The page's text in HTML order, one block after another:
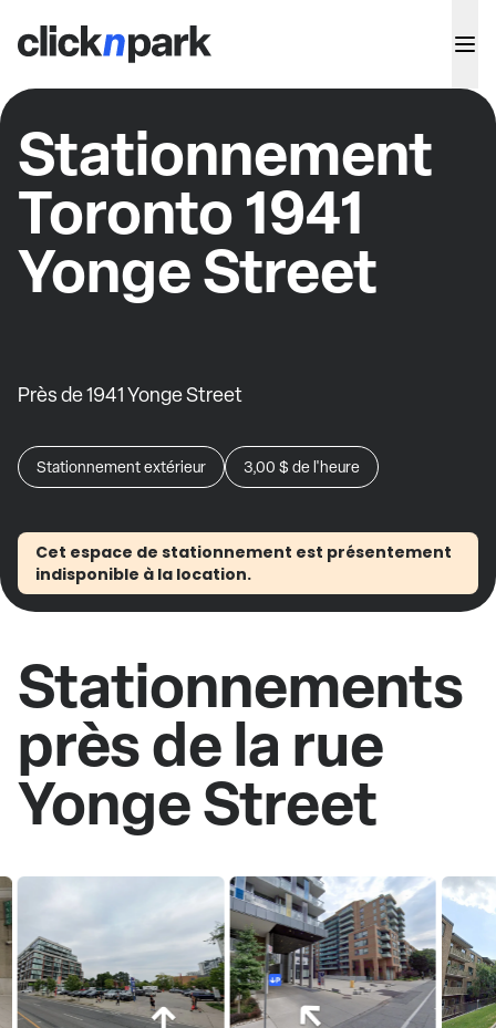
Stationnement
Toronto 1941
Yonge Street
Près de 1941 Yonge Street
Stationnement extérieur 3,00 $ de l'heure
Cet espace de stationnement est présentement
indisponible à la location.
Stationnements
près de la rue
Yonge Street